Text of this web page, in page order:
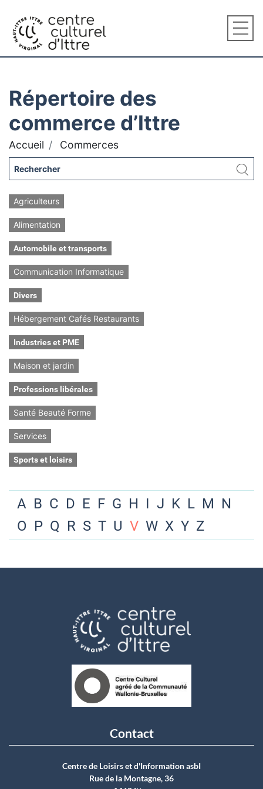
Répertoire des
commerce d’Ittre
Accueil Commerces
Agriculteurs
Alimentation
Automobile et transports
Communication Informatique
Divers
Hébergement Cafés Restaurants
Industries et PME
Maison et jardin
Professions libérales
Santé Beauté Forme
Services
Sports et loisirs
A B C D E F G H I J K L M N
O P Q R S T U V W X Y Z
Contact
Centre de Loisirs et d'Information asbI
Rue de la Montagne, 36